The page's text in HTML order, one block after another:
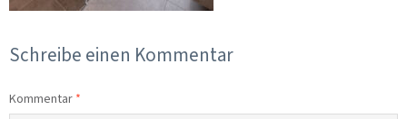
Schreibe einen Kommentar
Kommentar *